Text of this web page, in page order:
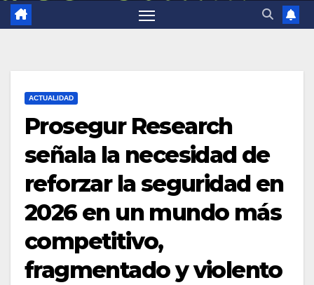
ACTUALIDAD
Prosegur Research
señala la necesidad de
reforzar la seguridad en
2026 en un mundo más
competitivo,
fragmentado y violento